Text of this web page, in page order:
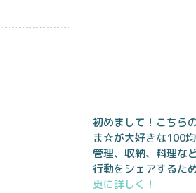
初めまして！こちら
ま☆が大好きな100
管理、収納、料理な
行動をシェアするた
更に詳しく！